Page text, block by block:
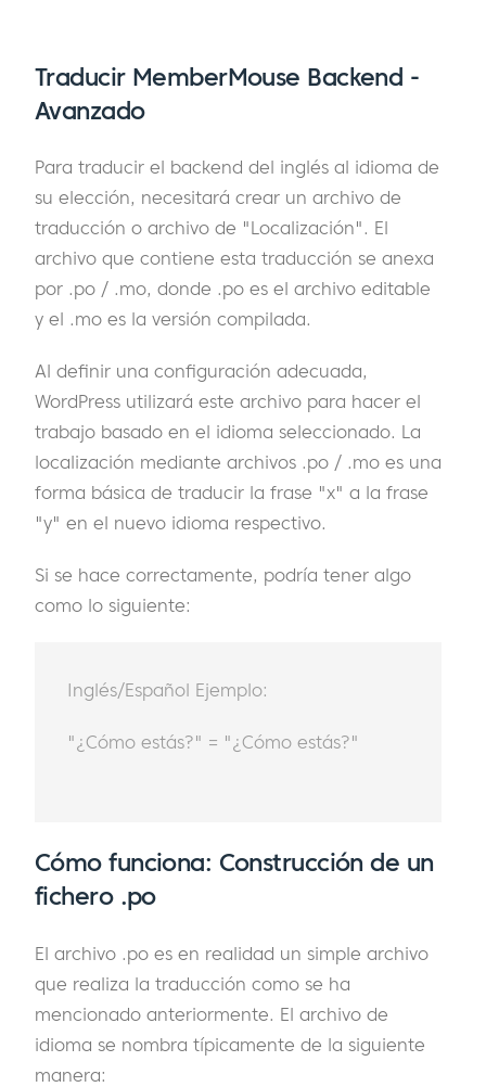
Traducir MemberMouse Backend -
Avanzado
Para traducir el backend del inglés al idioma de
su elección, necesitará crear un archivo de
traducción o archivo de "Localización". El
archivo que contiene esta traducción se anexa
por .po / .mo, donde .po es el archivo editable
y el .mo es la versión compilada.
Al definir una configuración adecuada,
WordPress utilizará este archivo para hacer el
trabajo basado en el idioma seleccionado. La
localización mediante archivos .po / .mo es una
forma básica de traducir la frase "x" a la frase
"y" en el nuevo idioma respectivo.
Si se hace correctamente, podría tener algo
como lo siguiente:
Inglés/Español Ejemplo:
"¿Cómo estás?" = "¿Cómo estás?"
Cómo funciona: Construcción de un
fichero .po
El archivo .po es en realidad un simple archivo
que realiza la traducción como se ha
mencionado anteriormente. El archivo de
idioma se nombra típicamente de la siguiente
manera: